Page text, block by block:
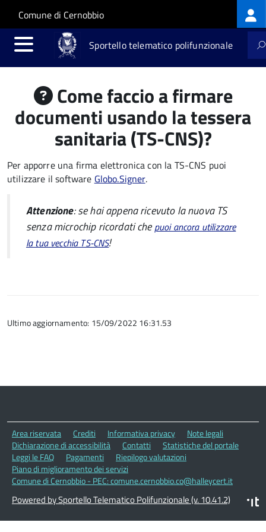
Salta al contenuto principale
Skip to site navigation
Comune di Cernobbio
Sportello telematico polifunzionale
Come faccio a firmare
documenti usando la tessera
sanitaria (TS-CNS)?
Per apporre una firma elettronica con la TS-CNS puoi
utilizzare il software Globo.Signer.
Attenzione: se hai appena ricevuto la nuova TS
senza microchip ricordati che puoi ancora utilizzare
la tua vecchia TS-CNS!
Ultimo aggiornamento: 15/09/2022 16:31.53
Area riservata Crediti Informativa privacy
Note legali
Dichiarazione di accessibilità
Contatti
Statistiche del portale
Leggi le FAQ
Pagamenti
Riepilogo valutazioni
Piano di miglioramento dei servizi
Comune di Cernobbio - PEC: comune.cernobbio.co@halleycert.it
Powered by Sportello Telematico Polifunzionale (v. 10.41.2)